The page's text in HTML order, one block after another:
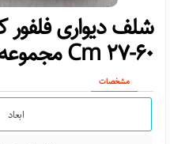
شلف دیواری فلفور
۶۰-۲۷ Cm مجموعه ۲ عددی
مشخصات
ابعاد